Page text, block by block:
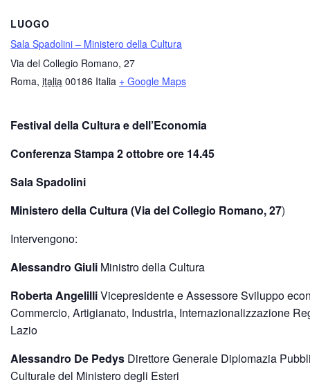
LUOGO
Sala Spadolini – Ministero della Cultura
Via del Collegio Romano, 27
Roma, italia 00186 Italia + Google Maps
Festival della Cultura e dell’Economia
Conferenza Stampa2 ottobre ore 14.45
Sala Spadolini
Ministero della Cultura (Via del Collegio Romano, 27)
Intervengono:
Alessandro Giuli Ministro della Cultura
Roberta AngelilliVicepresidente e Assessore Sviluppo
Commercio, Artigianato, Industria, Internazionalizzazione
Lazio
Alessandro De Pedys Direttore Generale Diplomazia
Culturale del Ministero degli Esteri